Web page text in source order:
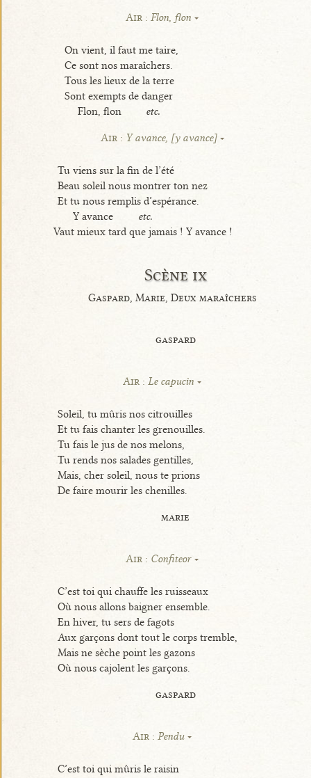
Air :Flon, flon
On vient, il faut me taire,
Ce sont nos maraîchers.
Tous les lieux de la terre
Sont exempts de danger
Flon, flon
etc.
Air : Y avance, [y avance]
Tu viens sur la fin de l’été
Beau soleil nous montrer ton nez
Et tu nous remplis d’espérance.
Y avance
etc.
Vaut mieux tard que jamais ! Y avance !
Scène ix
Gaspard, Marie, Deux maraîchers
gaspard
Air :Le capucin
Soleil, tu mûris nos citrouilles
Et tu fais chanter les grenouilles.
Tu fais le jus de nos melons,
Tu rends nos salades gentilles,
Mais, cher soleil, nous te prions
De faire mourir les chenilles.
marie
Air : Confiteor
C’est toi qui chauffe les ruisseaux
Où nous allons baigner ensemble.
En hiver, tu sers de fagots
Aux garçons dont tout le corps tremble,
Mais ne sèche point les gazons
Où nous cajolent les garçons.
gaspard
Air :Pendu
C’est toi qui mûris le raisin